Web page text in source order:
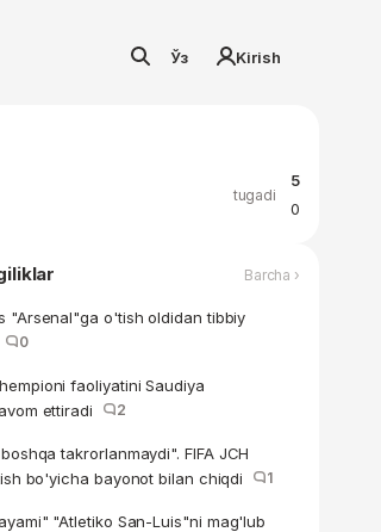
Ўз Kirish
tugadi
5
0
Barcha ›
"Arsenal"ga o'tish oldidan tibbiy
0
faoliyatini Saudiya
ettiradi
2
takrorlanmaydi". FIFA JCH
bo'yicha bayonot bilan chiqdi
1
"Atletiko San-Luis"ni mag'lub